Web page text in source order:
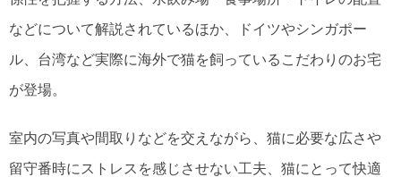
などについて解説されているほか、ドイツやシンガポー
ル、台湾など実際に海外で猫を飼っているこだわりのお宅
が登場。
室内の写真や間取りなどを交えながら、猫に必要な広さや
留守番時にストレスを感じさせない工夫、猫にとって快適